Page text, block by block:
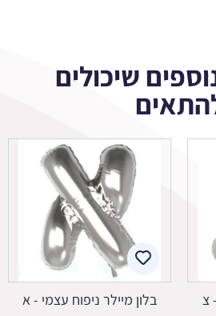
שיכולים
צ בלון מיילר ניפוח עצמי - א